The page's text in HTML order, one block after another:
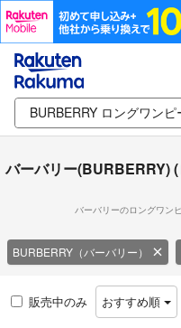
バーバリー(BURBERRY)
バーバリーのロングワン
BURBERRY（バーバリー）
販売中のみ おすすめ順